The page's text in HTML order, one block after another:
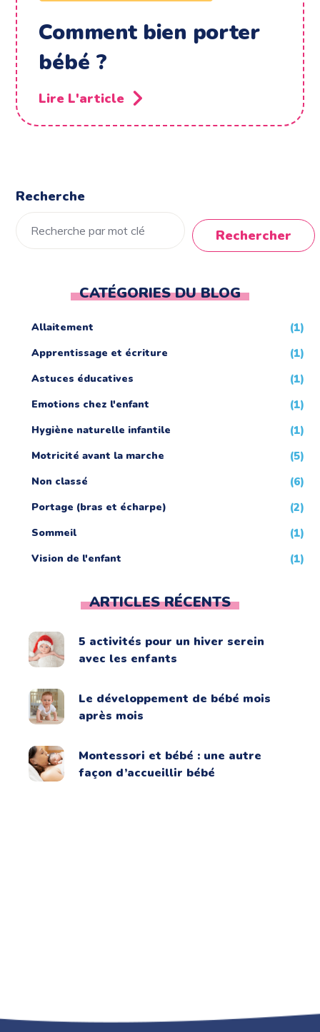
Comment bien porter
bébé ?
Lire L'article
Recherche
Rechercher
CATÉGORIES DU BLOG
Allaitement (1)
Apprentissage et écriture (1)
Astuces éducatives (1)
Emotions chez l'enfant (1)
Hygiène naturelle infantile (1)
Motricité avant la marche (5)
Non classé (6)
Portage (bras et écharpe) (2)
Sommeil (1)
Vision de l'enfant (1)
ARTICLES RÉCENTS
5 activités pour un hiver serein
avec les enfants
Le développement de bébé mois
après mois
Montessori et bébé : une autre
façon d’accueillir bébé